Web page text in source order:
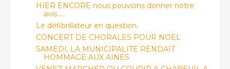
HIER ENCORE nous pouvions donner notre
avis.....
Le défibrillateur en question.
CONCERT DE CHORALES POUR NOEL
SAMEDI, LA MUNICIPALITE RENDAIT
HOMMAGE AUX AINES